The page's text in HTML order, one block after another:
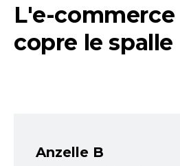
L'e-
copre le spalle
Anzelle B